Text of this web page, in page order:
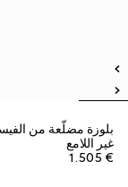
بلوزة مضلّعة من
غير اللامع
€ 1.505